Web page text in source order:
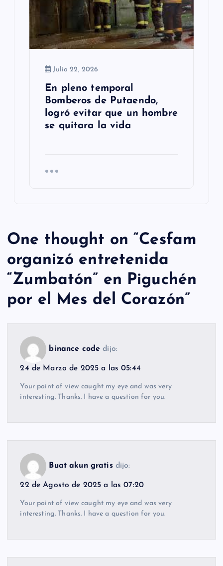
Julio 22, 2026
En pleno temporal
Bomberos de Putaendo,
logró evitar que un hombre
se quitara la vida
One thought on “Cesfam
organizó entretenida
“Zumbatón” en Piguchén
por el Mes del Corazón”
binance code dijo:
24 de Marzo de 2025 a las 05:44
Your point of view caught my eye and was very
interesting. Thanks. I have a question for you.
Buat akun gratis dijo:
22 de Agosto de 2025 a las 07:20
Your point of view caught my eye and was very
interesting. Thanks. I have a question for you.